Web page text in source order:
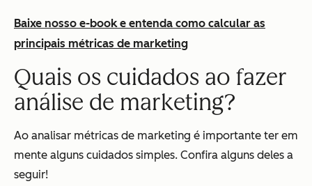
Baixe nosso e-book e entenda como calcular as
principais métricas de marketing
Quais os cuidados ao fazer
análise de marketing?
Ao analisar métricas de marketing é importante ter em
mente alguns cuidados simples. Confira alguns deles a
seguir!